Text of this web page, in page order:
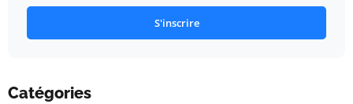
S'inscrire
Catégories